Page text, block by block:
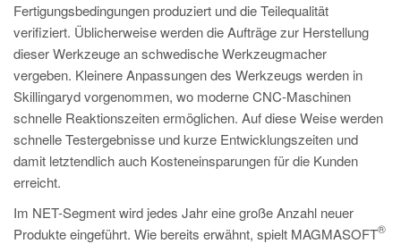
Fertigungsbedingungen produziert und die Teilequalität
verifiziert. Üblicherweise werden die Aufträge zur Herstellung
dieser Werkzeuge an schwedische Werkzeugmacher
vergeben. Kleinere Anpassungen des Werkzeugs werden in
Skillingaryd vorgenommen, wo moderne CNC-Maschinen
schnelle Reaktionszeiten ermöglichen. Auf diese Weise werden
schnelle Testergebnisse und kurze Entwicklungszeiten und
damit letztendlich auch Kosteneinsparungen für die Kunden
erreicht.
Im NET-Segment wird jedes Jahr eine große Anzahl neuer
Produkte eingeführt. Wie bereits erwähnt, spielt MAGMASOFT
®